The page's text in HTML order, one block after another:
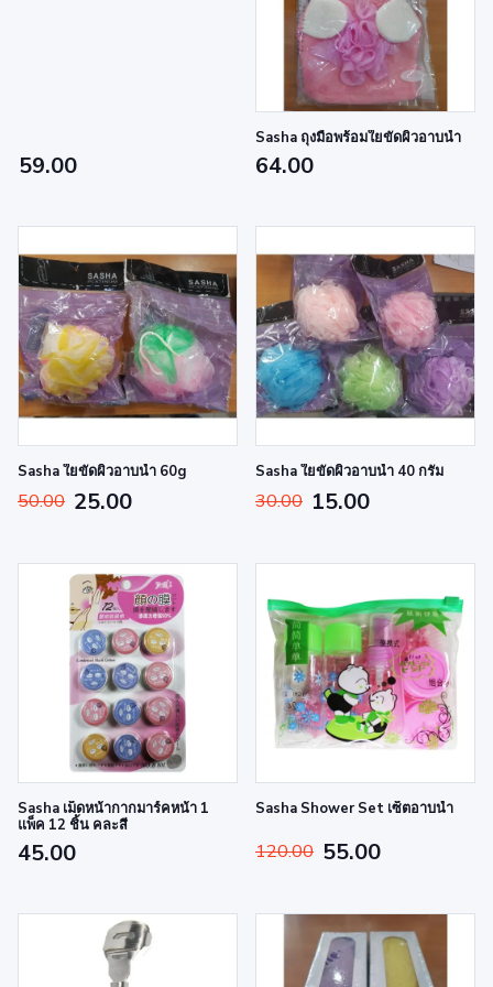
59.00
Sasha ถุงมือพร้อมใยขัดผิวอาบน้ำ
64.00
Sasha ใยขัดผิวอาบน้ำ 60g
50.00 25.00
Sasha ใยขัดผิวอาบน้ำ 40 กรัม
30.00 15.00
Sasha เม็ดหน้ากากมาร์คหน้า 1
แพ็ค 12 ชิ้น คละสี
45.00
Sasha Shower Set เซ็ตอาบน้ำ
120.00 55.00